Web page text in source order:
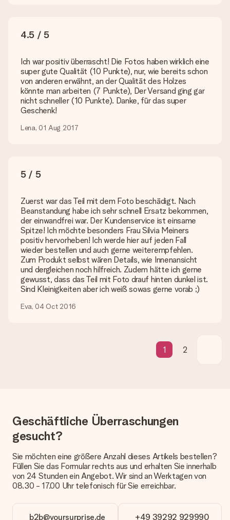
In unserem Warenkorb bieten wie die Option „Gratis
persönliche Nachricht schreiben, sodass der Empfänger genau
weiß, von wem die Überraschung ist.
Wird mein Geschenk in Geschenkpapier geliefert?
Derzeit bieten wir (noch) keinen Einpackservice. Aber unsere
Geschenke werden in einer fröhlichen Versandverpackung
Verschenken bereit oder kann sofort an den Empfänger
Lieferzeit, Lieferoptionen und Versandkosten
Geschenk zu einem Wunschtermin liefern zu lassen.
Wie lange dauert die Lieferzeit und wann werde ich mein
Geschenk erhalten?
Die aktuelle Lieferzeit steht jeweils auf der Produktseite bei
dem Geschenk vermeldet. Du kannst darauf vertrauen, dass
eine fristgerechte Lieferung durch unsere Lieferdienste
erfolgt.
Welche Lieferoptionen stehen zur Verfügung?
anbieten. Das Geschenk, das bestellt wird, wird als Paket oder
manuellen Überweisung verlängert sich die Lieferzeit des
Geschenks jedoch um 3 Werktage.
Geschenk empfangen
Was, wenn das Geschenk meine Erwartungen nicht
erfüllt?
Sollte das Geschenk wider Erwarten deine Erwartungen nicht
erfüllen, bitten wir dich, unseren Kundenservice zu
4.5 / 5
Ich war positiv überrascht! Die Fotos haben wirklich eine
super gute Qualität (10 Punkte), nur, wie bereits schon
von anderen erwähnt, an der Qualität des Holzes
könnte man arbeiten (7 Punkte), Der Versand ging gar
nicht schneller (10 Punkte). Danke, für das super
Geschenk!
Lena, 01 Aug 2017
5 / 5
Zuerst war das Teil mit dem Foto beschädigt. Nach
Beanstandung habe ich sehr schnell Ersatz bekommen,
der einwandfrei war. Der Kundenservice ist einsame
Spitze! Ich möchte besonders Frau Silvia Meiners
positiv hervorheben! Ich werde hier auf jeden Fall
wieder bestellen und auch gerne weiterempfehlen.
Zum Produkt selbst wären Details, wie Innenansicht
und dergleichen noch hilfreich. Zudem hätte ich gerne
gewusst, dass das Teil mit Foto drauf hinten dunkel ist.
Sind Kleinigkeiten aber ich weiß sowas gerne vorab ;)
Eva, 04 Oct 2016
1 2
Geschäftliche Überraschungen
gesucht?
Sie möchten eine größere Anzahl dieses Artikels bestellen?
Füllen Sie das Formular rechts aus und erhalten Sie innerhalb
von 24 Stunden ein Angebot. Wir sind an Werktagen von
08.30 - 17.00 Uhr telefonisch für Sie erreichbar.
b2b@yoursurprise.de +49 39292 929990